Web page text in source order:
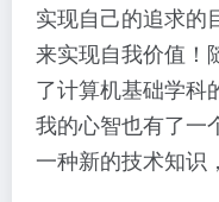
实现自己的追求的
来实现自我价值！
了计算机基础学科
我的心智也有了一
一种新的技术知识